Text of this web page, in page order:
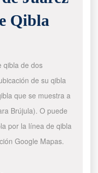
Qibla
qibla de dos
de su qibla
que se muestra a
Brújula). O puede
por la línea de qibla
Google Mapas.